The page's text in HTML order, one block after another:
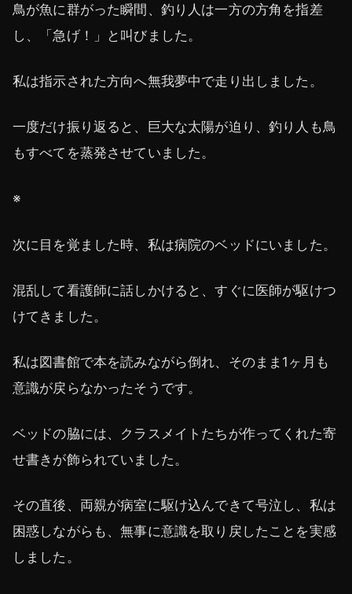
鳥が魚に群がった瞬間、釣り人は一方の方角を指差
し、「急げ！」と叫びました。
私は指示された方向へ無我夢中で走り出しました。
一度だけ振り返ると、巨大な太陽が迫り、釣り人も鳥
もすべてを蒸発させていました。
※
次に目を覚ました時、私は病院のベッドにいました。
混乱して看護師に話しかけると、すぐに医師が駆けつ
けてきました。
私は図書館で本を読みながら倒れ、そのまま1ヶ月も
意識が戻らなかったそうです。
ベッドの脇には、クラスメイトたちが作ってくれた寄
せ書きが飾られていました。
その直後、両親が病室に駆け込んできて号泣し、私は
困惑しながらも、無事に意識を取り戻したことを実感
しました。